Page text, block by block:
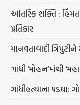
આંતરિક શક્તિ :
પ્રતિકાર
માનવતાવાદી
ગાંધી ‘મોહન’માંથી
ગાંધીહત્યાના પડઘા: